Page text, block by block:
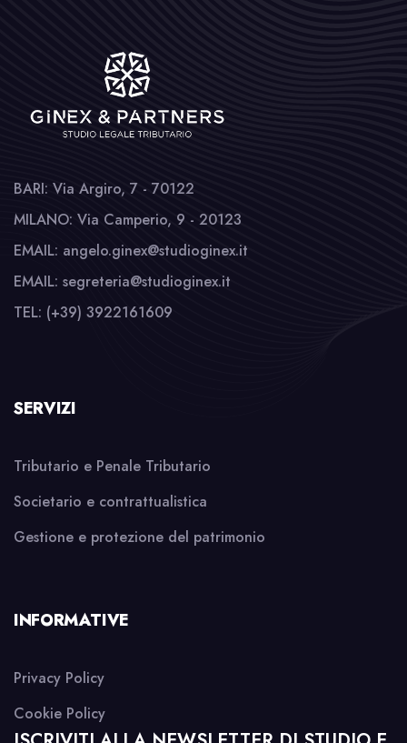
BARI: Via Argiro, 7 - 70122
MILANO: Via Camperio, 9 - 20123
EMAIL: angelo.ginex@studioginex.it
EMAIL: segreteria@studioginex.it
TEL: (+39) 3922161609
SERVIZI
Tributario e Penale Tributario
Societario e contrattualistica
Gestione e protezione del patrimonio
INFORMATIVE
Privacy Policy
Cookie Policy